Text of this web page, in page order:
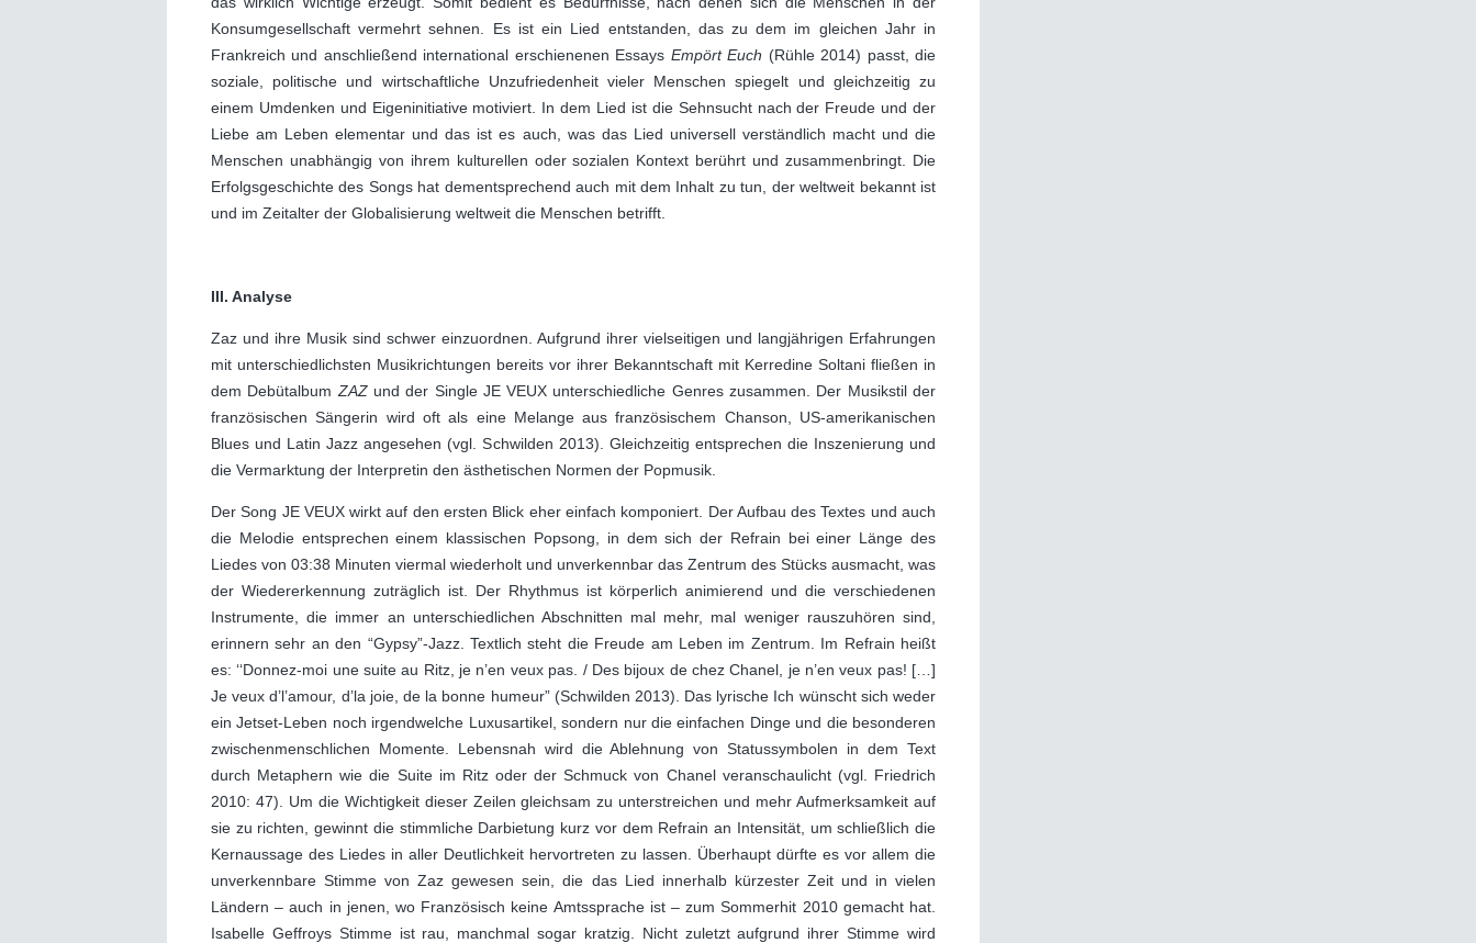
Konsumgesellschaft vermehrt sehnen. Es ist ein Lied entstanden, das zu dem im gleichen Jahr in
Frankreich und anschließend international erschienenen Essays Empört Euch (Rühle 2014) passt, die
soziale, politische und wirtschaftliche Unzufriedenheit vieler Menschen spiegelt und gleichzeitig zu
einem Umdenken und Eigeninitiative motiviert. In dem Lied ist die Sehnsucht nach der Freude und der
Liebe am Leben elementar und das ist es auch, was das Lied universell verständlich macht und die
Menschen unabhängig von ihrem kulturellen oder sozialen Kontext berührt und zusammenbringt. Die
Erfolgsgeschichte des Songs hat dementsprechend auch mit dem Inhalt zu tun, der weltweit bekannt ist
und im Zeitalter der Globalisierung weltweit die Menschen betrifft.
III. Analyse
Zaz und ihre Musik sind schwer einzuordnen. Aufgrund ihrer vielseitigen und langjährigen Erfahrungen
mit unterschiedlichsten Musikrichtungen bereits vor ihrer Bekanntschaft mit Kerredine Soltani fließen in
dem Debütalbum ZAZund der Single JE VEUX unterschiedliche Genres zusammen. Der Musikstil der
französischen Sängerin wird oft als eine Melange aus französischem Chanson, US-amerikanischen
Blues und Latin Jazz angesehen (vgl. Schwilden 2013). Gleichzeitig entsprechen die Inszenierung und
die Vermarktung der Interpretin den ästhetischen Normen der Popmusik.
Der Song JE VEUX wirkt auf den ersten Blick eher einfach komponiert. Der Aufbau des Textes und auch
die Melodie entsprechen einem klassischen Popsong, in dem sich der Refrain bei einer Länge des
Liedes von 03:38 Minuten viermal wiederholt und unverkennbar das Zentrum des Stücks ausmacht, was
der Wiedererkennung zuträglich ist. Der Rhythmus ist körperlich animierend und die verschiedenen
Instrumente, die immer an unterschiedlichen Abschnitten mal mehr, mal weniger rauszuhören sind,
erinnern sehr an den “Gypsy”-Jazz. Textlich steht die Freude am Leben im Zentrum. Im Refrain heißt
es: ‘‘Donnez-moi une suite au Ritz, je n’en veux pas. / Des bijoux de chez Chanel, je n’en veux pas! […]
Je veux d’l’amour, d’la joie, de la bonne humeur” (Schwilden 2013). Das lyrische Ich wünscht sich weder
ein Jetset-Leben noch irgendwelche Luxusartikel, sondern nur die einfachen Dinge und die besonderen
zwischenmenschlichen Momente. Lebensnah wird die Ablehnung von Statussymbolen in dem Text
durch Metaphern wie die Suite im Ritz oder der Schmuck von Chanel veranschaulicht (vgl. Friedrich
2010: 47). Um die Wichtigkeit dieser Zeilen gleichsam zu unterstreichen und mehr Aufmerksamkeit auf
sie zu richten, gewinnt die stimmliche Darbietung kurz vor dem Refrain an Intensität, um schließlich die
Kernaussage des Liedes in aller Deutlichkeit hervortreten zu lassen. Überhaupt dürfte es vor allem die
unverkennbare Stimme von Zaz gewesen sein, die das Lied innerhalb kürzester Zeit und in vielen
Ländern – auch in jenen, wo Französisch keine Amtssprache ist – zum Sommerhit 2010 gemacht hat.
Isabelle Geffroys Stimme ist rau, manchmal sogar kratzig. Nicht zuletzt aufgrund ihrer Stimme wird